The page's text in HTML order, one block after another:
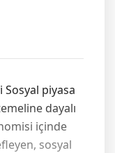
dayalı
içinde
sosyal